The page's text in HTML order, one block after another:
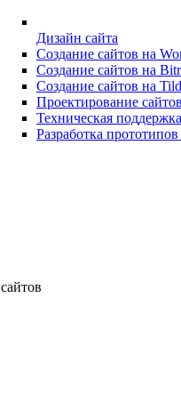
Дизайн сайта
Создание сайтов на
Создание сайтов на
Создание сайтов на
Проектирование сайтов
Техническая
Разработка прототипов
сайтов